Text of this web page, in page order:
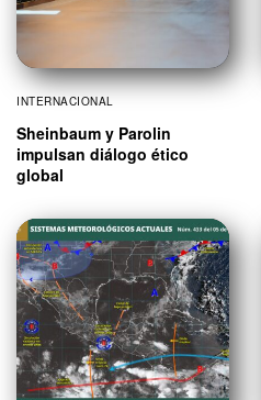
INTERNACIONAL
Sheinbaum y Parolin
impulsan diálogo ético
global